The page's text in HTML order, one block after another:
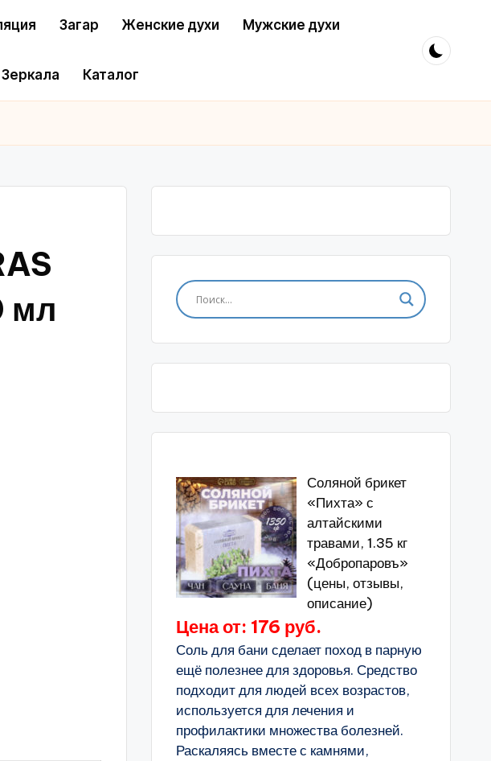
Загар Женские духи Мужские духи
Зеркала Каталог
мл
Соляной брикет
«Пихта» с
алтайскими
травами, 1.35 кг
«Добропаровъ»
(цены, отзывы,
описание)
Цена от: 176 руб.
Соль для бани сделает поход в парную
ещё полезнее для здоровья. Средство
подходит для людей всех возрастов,
используется для лечения и
профилактики множества болезней.
Раскаляясь вместе с камнями,